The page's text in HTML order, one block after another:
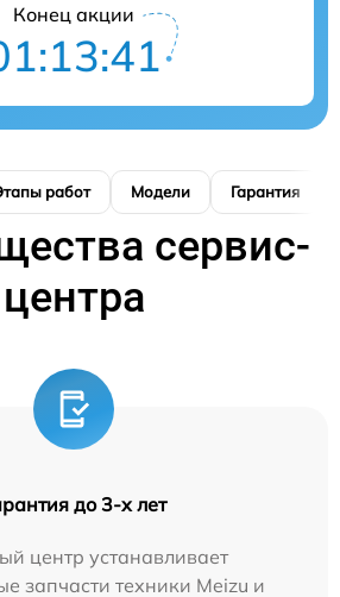
Конец акции
работ Модели Гарантия
сервис-
центра
до 3-х лет
центр устанавливает
запчасти техники Meizu и